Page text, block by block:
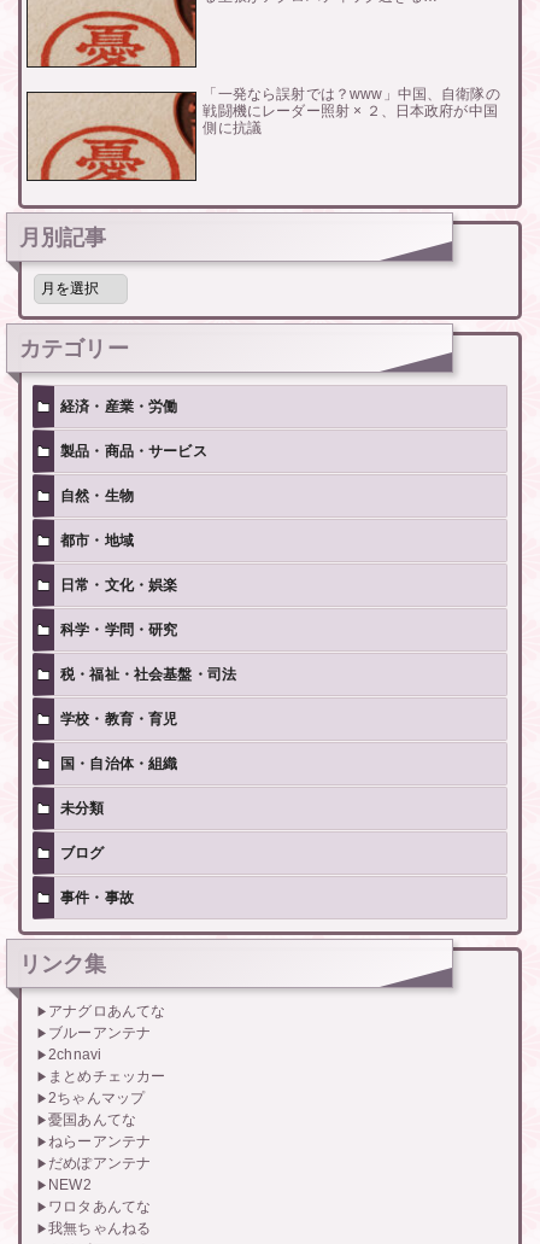
「一発なら誤射では？www」中国、自衛隊の
戦闘機にレーダー照射 × ２、日本政府が中国
側に抗議
月別記事
月
記
事
カテゴリー
経済・産業・労働
製品・商品・サービス
自然・生物
都市・地域
日常・文化・娯楽
科学・学問・研究
税・福祉・社会基盤・司法
学校・教育・育児
国・自治体・組織
未分類
ブログ
事件・事故
リンク集
アナグロあんてな
ブルーアンテナ
2chnavi
まとめチェッカー
2ちゃんマップ
憂国あんてな
ねらーアンテナ
だめぽアンテナ
NEW2
ワロタあんてな
我無ちゃんねる